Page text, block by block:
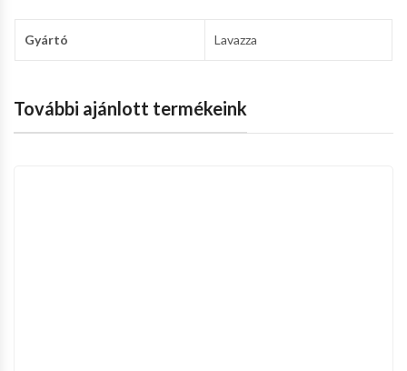
Gyártó Lavazza
További ajánlott termékeink